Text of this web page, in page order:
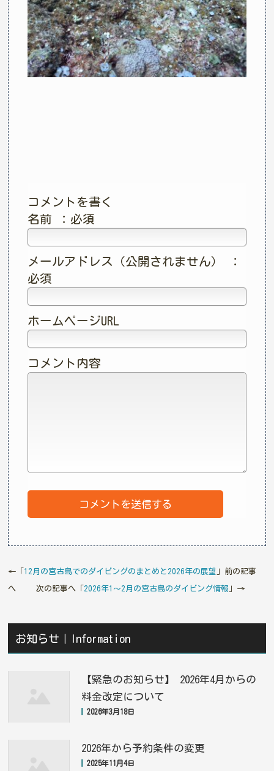
コメントを書く
名前 ：必須
メールアドレス（公開されません） ：
必須
ホームページURL
コメント内容
←「 12月の宮古島でのダイビングのまとめと2026年の展望 」前の記事
へ 次の記事へ「 2026年1〜2月の宮古島のダイビング情報 」→
お知らせ｜Information
【緊急のお知らせ】 2026年4月からの
料金改定について
2026年3月18日
2026年から予約条件の変更
2025年11月4日